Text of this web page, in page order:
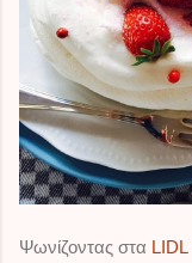
Ψωνίζοντας στα LIDL